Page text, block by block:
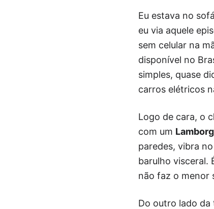
Eu estava no
eu via aquele
sem celular na
disponível no
simples, quase
carros elétricos
Logo de cara, o
com um
paredes, vibra
barulho visceral.
não faz o menor
Do outro lado da